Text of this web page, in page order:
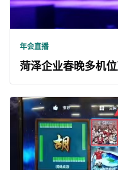
年会直播
菏泽企业春晚多机